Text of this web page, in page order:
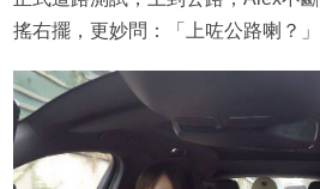
搖右擺，更妙問：「上咗公路喇？」